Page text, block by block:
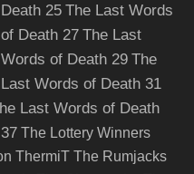
25 The Last Words
Death 27 The Last
of Death 29 The
Words of Death 31
Last Words of Death
The Lottery Winners
ThermiT The Rumjacks